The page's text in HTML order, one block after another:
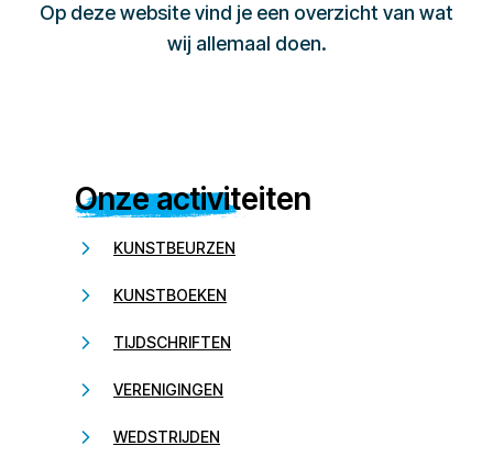
Op deze website vind je een overzicht van wat
wij allemaal doen.
Onze activiteiten
KUNSTBEURZEN
KUNSTBOEKEN
TIJDSCHRIFTEN
VERENIGINGEN
WEDSTRIJDEN